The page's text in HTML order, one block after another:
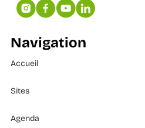
Navigation
Accueil
Sites
Agenda